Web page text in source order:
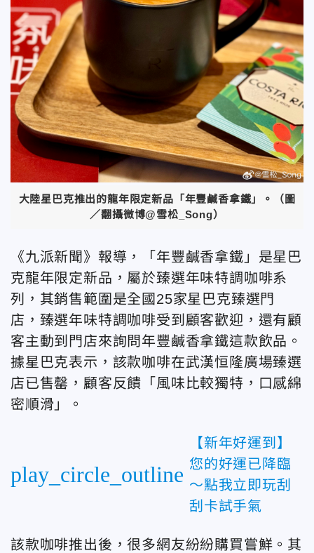
大陸星巴克推出的龍年限定新品「年豐鹹香拿鐵」。（圖
／翻攝微博@雪松_Song）
《九派新聞》報導，「年豐鹹香拿鐵」是星巴
克龍年限定新品，屬於臻選年味特調咖啡系
列，其銷售範圍是全國25家星巴克臻選門
店，臻選年味特調咖啡受到顧客歡迎，還有顧
客主動到門店來詢問年豐鹹香拿鐵這款飲品。
據星巴克表示，該款咖啡在武漢恒隆廣場臻選
店已售罄，顧客反饋「風味比較獨特，口感綿
密順滑」。
play_circle_outline
【新年好運到】
您的好運已降臨
～點我立即玩刮
刮卡試手氣
該款咖啡推出後，很多網友紛紛購買嘗鮮。其